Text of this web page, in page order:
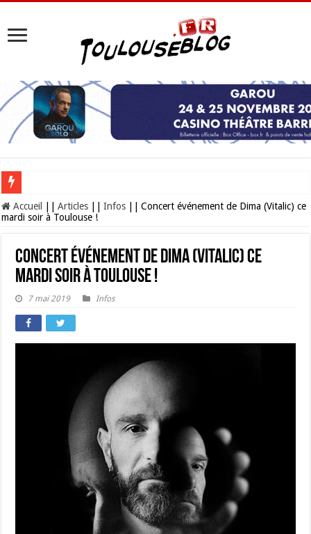
Les Nocturnes de la Cité de l’espace 2026 : l’événement incontournable de
Accueil Articles Infos
Concert événement de Dima (Vitalic) ce
mardi soir à Toulouse !
Concert événement de Dima (Vitalic) ce
mardi soir à Toulouse !
7 mai 2019 Infos